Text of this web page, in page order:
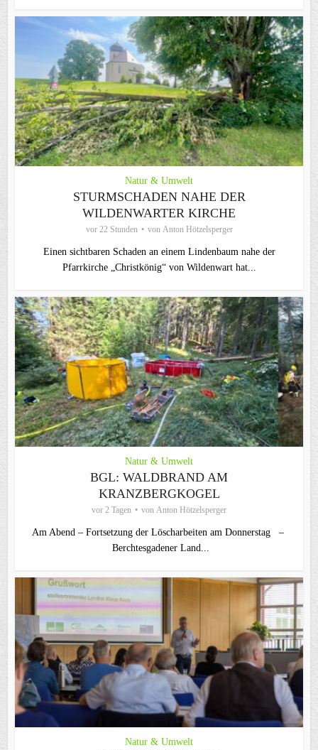
Natur & Umwelt
STURMSCHADEN NAHE DER
WILDENWARTER KIRCHE
vor 22 Stunden von Anton Hötzelsperger
Einen sichtbaren Schaden an einem Lindenbaum nahe der
Pfarrkirche „Christkönig“ von Wildenwart hat...
Natur & Umwelt
BGL: WALDBRAND AM
KRANZBERGKOGEL
vor 2 Tagen von Anton Hötzelsperger
Am Abend – Fortsetzung der Löscharbeiten am Donnerstag –
Berchtesgadener Land...
Natur & Umwelt